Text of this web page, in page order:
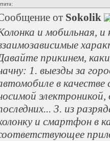
от Sokolik
и мобильная,
прикинем,
1. выезды за
в качестве
3. из
и смартфон в